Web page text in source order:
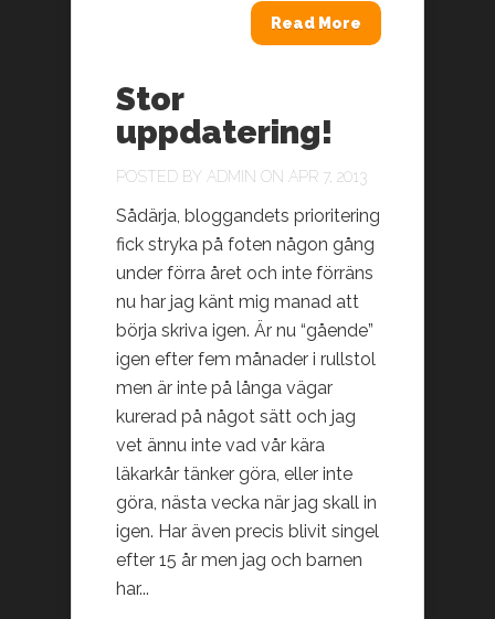
Read More
Stor
uppdatering!
POSTED BY ADMIN ON APR 7, 2013
Sådärja, bloggandets prioritering
fick stryka på foten någon gång
under förra året och inte förräns
nu har jag känt mig manad att
börja skriva igen. Är nu “gående”
igen efter fem månader i rullstol
men är inte på långa vägar
kurerad på något sätt och jag
vet ännu inte vad vår kära
läkarkår tänker göra, eller inte
göra, nästa vecka när jag skall in
igen. Har även precis blivit singel
efter 15 år men jag och barnen
har...